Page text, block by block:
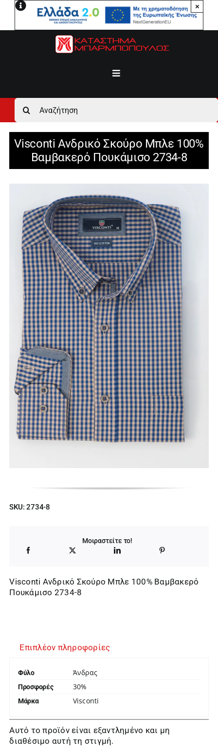
Μετάβαση
×
Toggle
Αρχική
Ανδρικά
Γυναικεία
Κορίτσι
Εσώρουχα
Είδη Παρέλασης
Σχετικά με εμάς
Καλάθι
ENGLISH English
Αναζήτηση
για:
Visconti Ανδρικό Σκούρο Μπλε 100%
Βαμβακερό Πουκάμισο 2734-8
SKU:2734-8
Μοιραστείτε το!
Visconti Ανδρικό Σκούρο Μπλε 100% Βαμβακερό
Πουκάμισο 2734-8
Επιπλέον πληροφορίες
Φύλο Άνδρας
Προσφορές 30%
Μάρκα Visconti
Αυτό το προϊόν είναι εξαντλημένο και μη
διαθέσιμο αυτή τη στιγμή.